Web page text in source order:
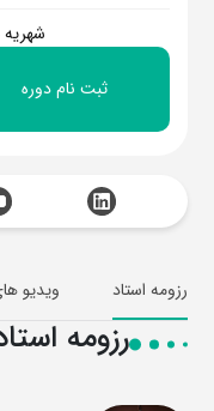
ثبت نام دوره
رزومه استاد ویدیو
رزومه